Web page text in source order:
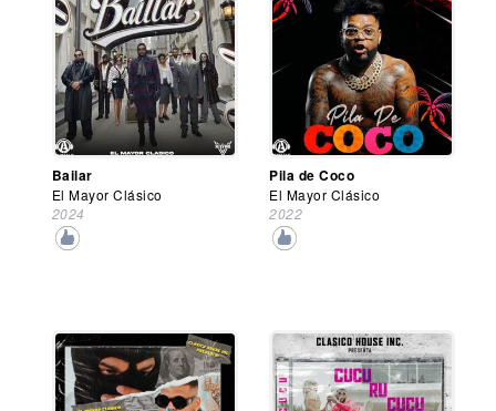
Bailar
El Mayor Clásico
2024
Pila de Coco
El Mayor Clásico
2022